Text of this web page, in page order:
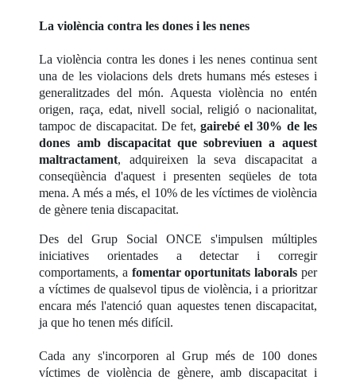
La violència contra les dones i les nenes
La violència contra les dones i les nenes continua sent
una de les violacions dels drets humans més esteses i
generalitzades del món. Aquesta violència no entén
origen, raça, edat, nivell social, religió o nacionalitat,
tampoc de discapacitat. De fet,gairebé el 30% de les
dones amb discapacitat que sobreviuen a aquest
maltractament, adquireixen la seva discapacitat a
conseqüència d'aquest i presenten seqüeles de tota
mena. A més a més, el 10% de les víctimes de violència
de gènere tenia discapacitat.
Des del Grup Social ONCE s'impulsen múltiples
iniciatives orientades a detectar i corregir
comportaments, a fomentar oportunitats laborals per
a víctimes de qualsevol tipus de violència, i a prioritzar
encara més l'atenció quan aquestes tenen discapacitat,
ja que ho tenen més difícil.
Cada any s'incorporen al Grup més de 100 dones
víctimes de violència de gènere, amb discapacitat i